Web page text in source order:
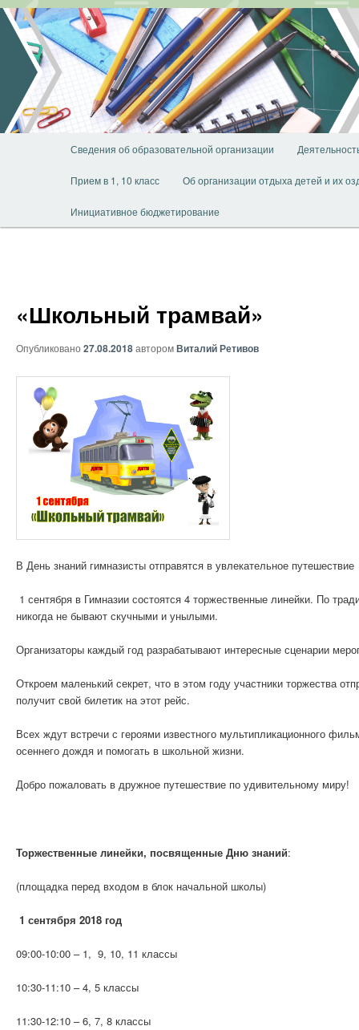
Перейти
основному
содержимому
Сведения об образовательной организации
Прием в 1, 10 класс Об организации отдыха детей и их
Инициативное бюджетирование
«Школьный трамвай»
Опубликовано 27.08.2018авторомВиталий Ретивов
В День знаний гимназисты отправятся в увлекательное путешествие
1 сентября в Гимназии состоятся 4 торжественные линейки. По
никогда не бывают скучными и унылыми.
Организаторы каждый год разрабатывают интересные сценарии
Откроем маленький секрет, что в этом году участники торжества
получит свой билетик на этот рейс.
Всех ждут встречи с героями известного мультипликационного
осеннего дождя и помогать в школьной жизни.
Добро пожаловать в дружное путешествие по удивительному миру!
Торжественные линейки, посвященные Дню знаний:
(площадка перед входом в блок начальной школы)
1 сентября 2018 год
09:00-10:00 – 1, 9, 10, 11 классы
10:30-11:10 – 4, 5 классы
11:30-12:10 – 6, 7, 8 классы